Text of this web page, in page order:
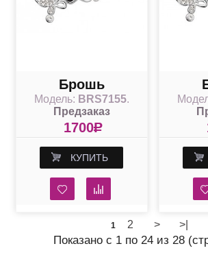
Брошь
"Танцующие
бабочки"black
Модель: BRS7155.
Предзаказ
1700R
КУПИТЬ
1 2 > >|
Показано с 1 по 24 из 28